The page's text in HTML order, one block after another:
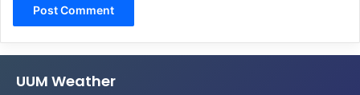
UUM Weather